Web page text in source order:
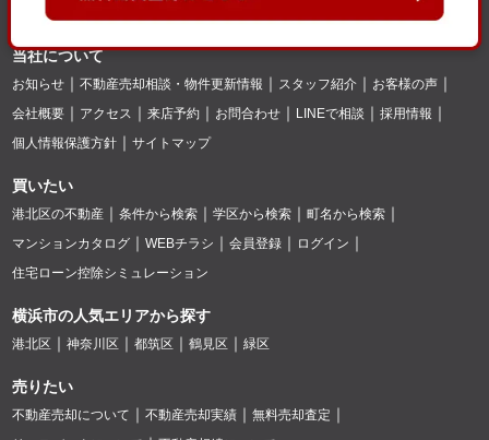
当社について
お知らせ 不動産売却相談・物件更新情報 スタッフ紹介
お客様の声
会社概要
アクセス 来店予約 お問合わせ LINEで相談
採用情報
個人情報保護方針
サイトマップ
買いたい
港北区の不動産 条件から検索 学区から検索
町名から検索
マンションカタログ
WEBチラシ 会員登録
ログイン
住宅ローン控除シミュレーション
横浜市の人気エリアから探す
港北区 神奈川区 都筑区 鶴見区 緑区
売りたい
不動産売却について 不動産売却実績
無料売却査定